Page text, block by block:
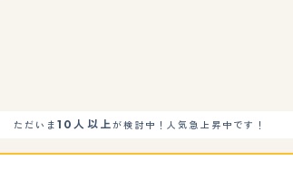
ただいま10人以上が検討中！人気急上昇中です！